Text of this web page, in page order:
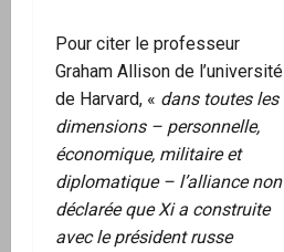
Pour citer le professeur
Graham Allison de l’université
de Harvard, « dans toutes les
dimensions – personnelle,
économique, militaire et
diplomatique – l’alliance non
déclarée que Xi a construite
avec le président russe